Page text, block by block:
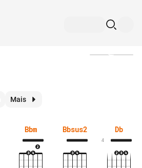
Mais
Bbm Bbsus2 Db
4